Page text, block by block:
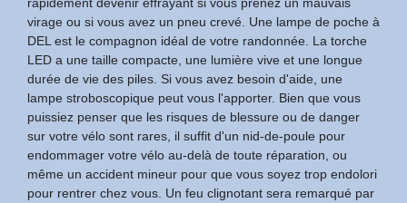
virage ou si vous avez un pneu crevé. Une lampe de poche à
DEL est le compagnon idéal de votre randonnée. La torche
LED a une taille compacte, une lumière vive et une longue
durée de vie des piles. Si vous avez besoin d'aide, une
lampe stroboscopique peut vous l'apporter. Bien que vous
puissiez penser que les risques de blessure ou de danger
sur votre vélo sont rares, il suffit d'un nid-de-poule pour
endommager votre vélo au-delà de toute réparation, ou
même un accident mineur pour que vous soyez trop endolori
pour rentrer chez vous. Un feu clignotant sera remarqué par